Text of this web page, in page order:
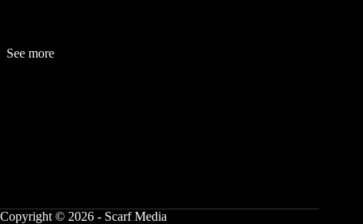
See more
Copyright © 2026 - Scarf Media